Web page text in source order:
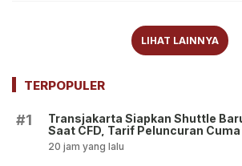
LIHAT LAINNYA
TERPOPULER
#1
Transjakarta Siapkan Shuttle
Saat CFD, Tarif Peluncuran Cuma
20 jam yang lalu